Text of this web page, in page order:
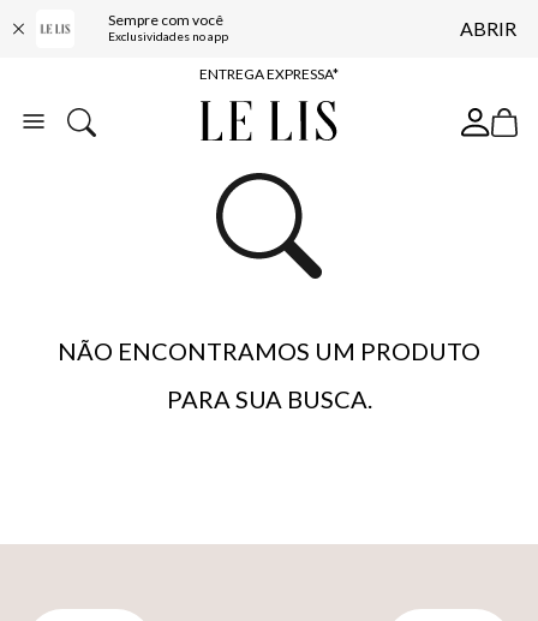
Sempre com você
Exclusividades no app ABRIR
COMPRE ONLINE E RETIRE EM LOJA*
ENTREGA EXPRESSA*
FRETE GRÁTIS*
10% OFF NA PRIMEIRA COMPRA*
NÃO ENCONTRAMOS UM PRODUTO
PARA SUA BUSCA.